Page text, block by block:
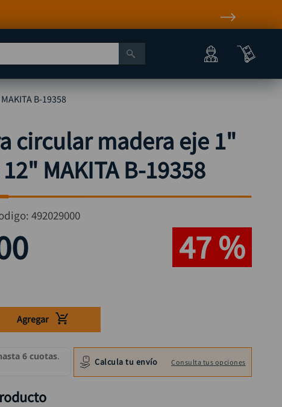
B-19358
circular madera eje 1"
MAKITA B-19358
492029000
47 %
Agregar
Calcula tu envío Consulta tus opciones